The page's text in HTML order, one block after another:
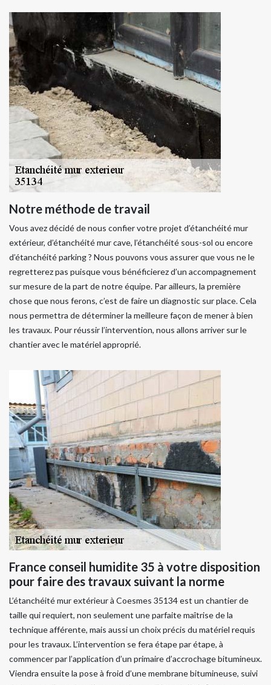
Notre méthode de travail
Vous avez décidé de nous confier votre projet d’étanchéité mur
extérieur, d’étanchéité mur cave, l’étanchéité sous-sol ou encore
d’étanchéité parking ? Nous pouvons vous assurer que vous ne le
regretterez pas puisque vous bénéficierez d’un accompagnement
sur mesure de la part de notre équipe. Par ailleurs, la première
chose que nous ferons, c’est de faire un diagnostic sur place. Cela
nous permettra de déterminer la meilleure façon de mener à bien
les travaux. Pour réussir l’intervention, nous allons arriver sur le
chantier avec le matériel approprié.
France conseil humidite 35 à votre disposition
pour faire des travaux suivant la norme
L’étanchéité mur extérieur à Coesmes 35134 est un chantier de
taille qui requiert, non seulement une parfaite maîtrise de la
technique afférente, mais aussi un choix précis du matériel requis
pour les travaux. L’intervention se fera étape par étape, à
commencer par l’application d’un primaire d’accrochage bitumineux.
Viendra ensuite la pose à froid d’une membrane bitumineuse, suivi